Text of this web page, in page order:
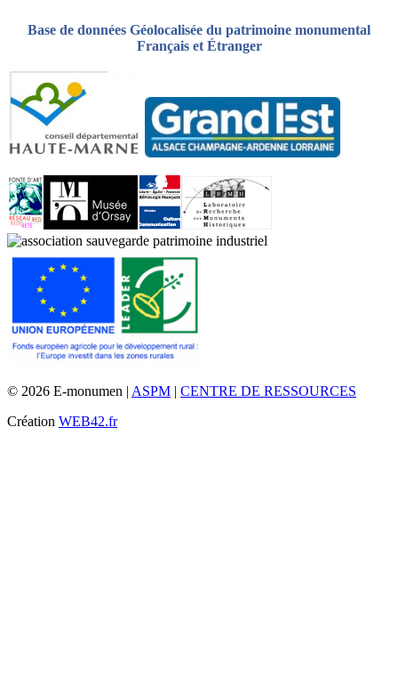
Base de données Géolocalisée du patrimoine monumental
Français et Étranger
© 2026 E-monumen | ASPM | CENTRE DE RESSOURCES
Création WEB42.fr